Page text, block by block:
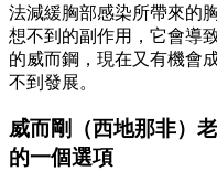
法減緩胸部感染所帶來的
想不到的副作用，它會導
的威而鋼，現在又有機會
不到發展。
威而剛
（西地那非）
的一個選項